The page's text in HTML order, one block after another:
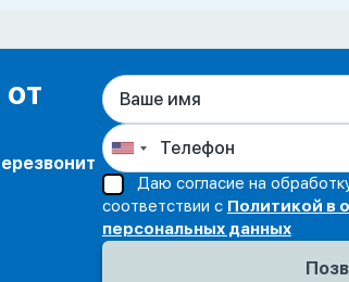
Даю согласие на
соответствии с Политикой в
персональных данных